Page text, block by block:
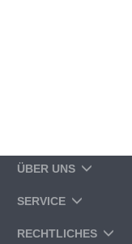
ÜBER UNS
SERVICE
RECHTLICHES